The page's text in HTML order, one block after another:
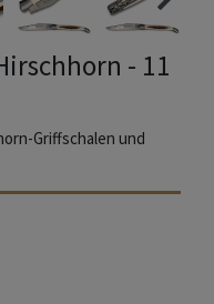
- 11
Griffschalen und